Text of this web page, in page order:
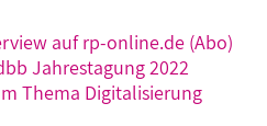
auf rp-online.de (Abo)
Jahrestagung 2022
Thema Digitalisierung